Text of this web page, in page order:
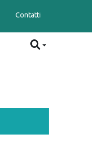
Contatti